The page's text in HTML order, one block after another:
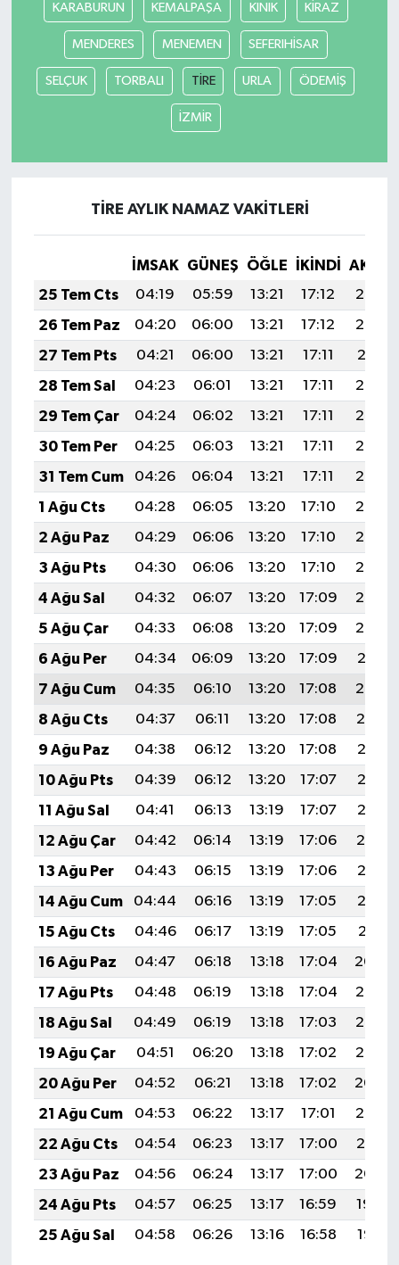
KARABURUN KEMALPAŞA KINIK KİRAZ
MENDERES MENEMEN SEFERIHİSAR
SELÇUK TORBALI TİRE URLA ÖDEMİŞ
İZMİR
TİRE AYLIK NAMAZ VAKITLERI
İMSAK GÜNEŞ ÖĞLE İKINDI
25 Tem Cts
04:19 05:59 13:21 17:12
20:33
26 Tem Paz
04:20 06:00 13:21 17:12
20:32
27 Tem Pts
04:21 06:00 13:21 17:11
20:31
28 Tem Sal
04:23 06:01 13:21 17:11
20:30
29 Tem Çar
04:24 06:02 13:21 17:11
20:29
30 Tem Per
04:25 06:03 13:21 17:11
20:28
31 Tem Cum
04:26 06:04 13:21 17:11
20:27
1 Ağu Cts
04:28 06:05 13:20 17:10
20:26
2 Ağu Paz
04:29 06:06 13:20 17:10
20:25
3 Ağu Pts
04:30 06:06 13:20 17:10
20:24
4 Ağu Sal
04:32 06:07 13:20 17:09
20:23
5 Ağu Çar
04:33 06:08 13:20 17:09
20:22
6 Ağu Per
04:34 06:09 13:20 17:09
20:21
7 Ağu Cum
04:35 06:10 13:20 17:08
20:20
8 Ağu Cts
04:37 06:11 13:20 17:08
20:19
9 Ağu Paz
04:38 06:12 13:20 17:08
20:18
10 Ağu Pts
04:39 06:12 13:20 17:07
20:17
11 Ağu Sal
04:41 06:13 13:19 17:07
20:16
12 Ağu Çar
04:42 06:14 13:19 17:06
20:14
13 Ağu Per
04:43 06:15 13:19 17:06
20:13
14 Ağu Cum
04:44 06:16 13:19 17:05
20:12
15 Ağu Cts
04:46 06:17 13:19 17:05
20:11
16 Ağu Paz
04:47 06:18 13:18 17:04
20:09
17 Ağu Pts
04:48 06:19 13:18 17:04
20:08
18 Ağu Sal
04:49 06:19 13:18 17:03
20:07
19 Ağu Çar
04:51 06:20 13:18 17:02
20:05
20 Ağu Per
04:52 06:21 13:18 17:02
20:04
21 Ağu Cum
04:53 06:22 13:17 17:01
20:03
22 Ağu Cts
04:54 06:23 13:17 17:00
20:01
23 Ağu Paz
04:56 06:24 13:17 17:00
20:00
24 Ağu Pts
04:57 06:25 13:17 16:59
19:59
25 Ağu Sal
04:58 06:26 13:16 16:58 19:57